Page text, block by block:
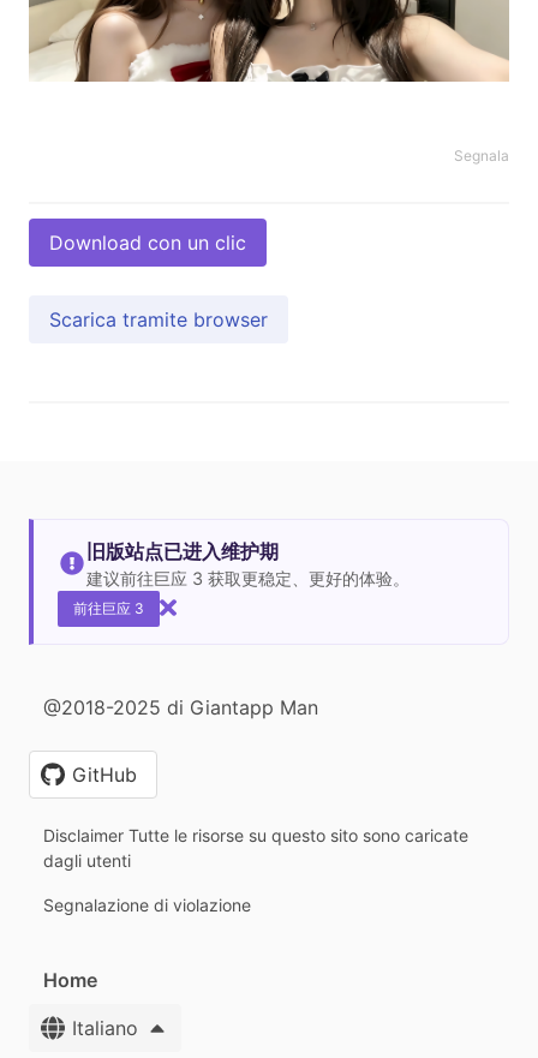
Segnala
Download con un clic
Scarica tramite browser
旧版站点已进入维护期
建议前往巨应 3 获取更稳定、更好的体验。
前往巨应 3
@2018-2025 di Giantapp Man
GitHub
Disclaimer Tutte le risorse su questo sito sono caricate
dagli utenti
Segnalazione di violazione
Home
Italiano